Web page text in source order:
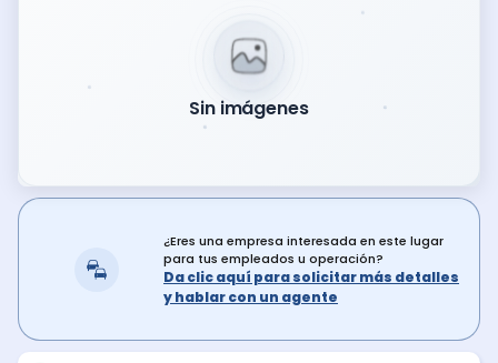
Sin imágenes
¿Eres una empresa interesada en este lugar
para tus empleados u operación?
Da clic aquí para solicitar más detalles
y hablar con un agente